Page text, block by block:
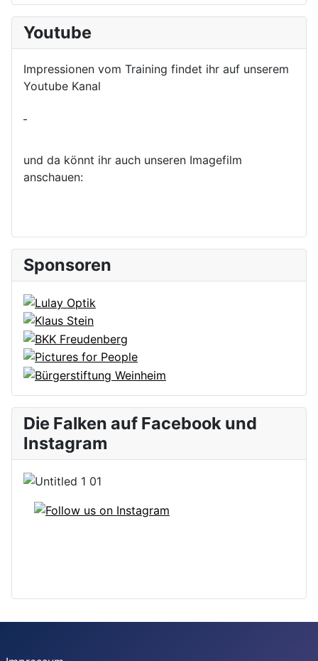
Youtube
Impressionen vom Training findet ihr auf unserem
Youtube Kanal
und da könnt ihr auch unseren Imagefilm
anschauen:
Sponsoren
Die Falken auf Facebook und
Instagram